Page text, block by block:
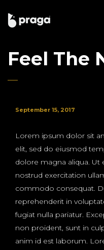
Feel The
September 15, 2017
Lorem ipsum dolor sit
elit, sed do eiusmod
dolore magna aliqua. Ut
nostrud exercitation
commodo consequat.
reprehenderit in
fugiat nulla pariatur.
non proident, sunt in
anim id est laborum.